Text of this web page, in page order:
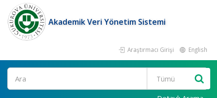
Akademik Veri Yönetim Sistemi
Araştırmacı Girişi English
Ara